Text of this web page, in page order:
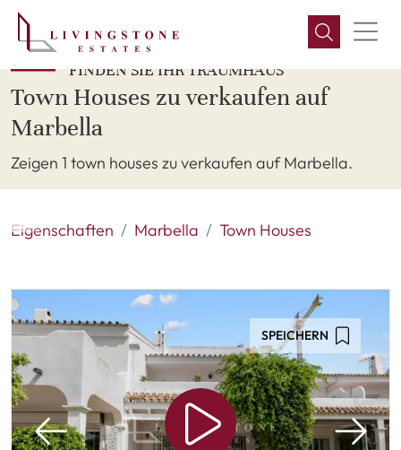
FINDEN SIE IHR TRAUMHAUS
Town Houses zu verkaufen auf
Marbella
Zeigen 1 town houses zu verkaufen auf Marbella.
Eigenschaften Marbella Town Houses
SPEICHERN